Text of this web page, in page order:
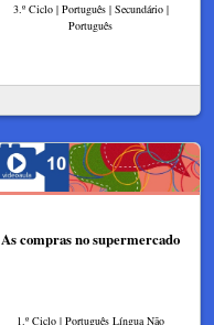
3.º Ciclo | Português | Secundário |
Português
As compras no supermercado
1.º Ciclo | Português Língua Não